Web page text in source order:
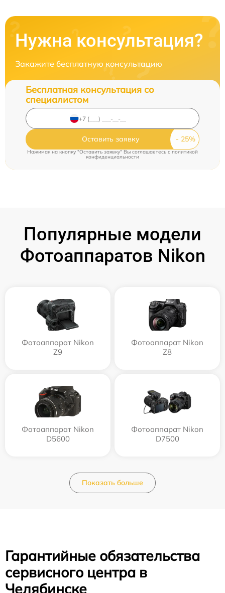
Нужна консультация?
Закажите бесплатную консультацию
Бесплатная консультация со
специалистом
Оставить заявку
Нажимая на кнопку "Оставить заявку" Вы соглашаетесь c политикой
конфиденциальности
Популярные модели
Фотоаппаратов Nikon
Фотоаппарат Nikon
Z9
Фотоаппарат Nikon
Z8
Фотоаппарат Nikon
D5600
Фотоаппарат Nikon
D7500
Показать больше
Гарантийные обязательства
сервисного центра в
Челябинске